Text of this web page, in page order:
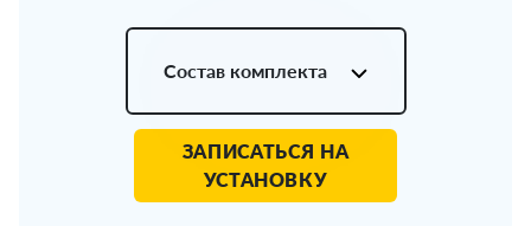
Состав комплекта
ЗАПИСАТЬСЯ НА
УСТАНОВКУ